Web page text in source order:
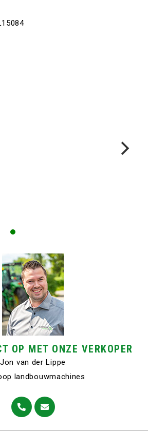
OP MET ONZE VERKOPER
Jon van der Lippe
landbouwmachines